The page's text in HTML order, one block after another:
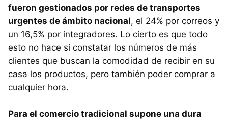
fueron gestionados por redes de transportes
urgentes de ámbito nacional, el 24% por correos y
un 16,5% por integradores. Lo cierto es que todo
esto no hace si constatar los números de más
clientes que buscan la comodidad de recibir en su
casa los productos, pero también poder comprar a
cualquier hora.
Para el comercio tradicional supone una dura